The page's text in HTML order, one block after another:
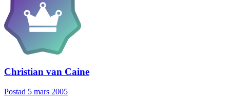
Christian van Caine
Postad 5 mars 2005